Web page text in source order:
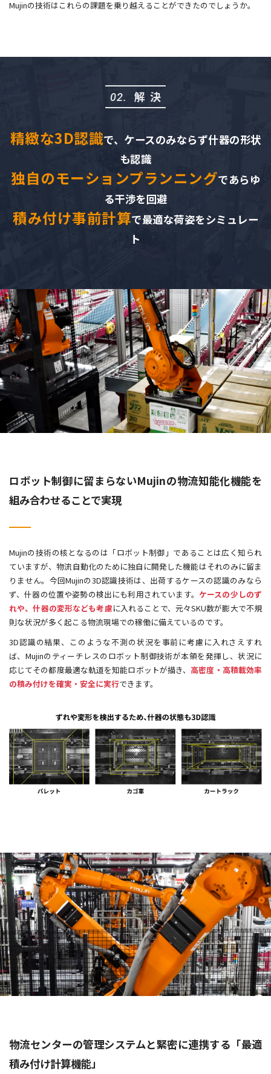
Mujinの技術はこれらの課題を乗り越えることができたのでしょうか。
02. 解決
精緻な3D認識で、ケースのみならず什器の形状
も認識
独自のモーションプランニングであらゆ
る干渉を回避
積み付け事前計算で最適な荷姿をシミュレー
ト
ロボット制御に留まらないMujinの物流知能化機能を
組み合わせることで実現
Mujinの技術の核となるのは「ロボット制御」であることは広く知られ
ていますが、物流自動化のために独自に開発した機能はそれのみに留ま
りません。今回Mujinの3D認識技術は、出荷するケースの認識のみなら
ず、什器の位置や姿勢の検出にも利用されています。 ケースの少しのず
れや、什器の変形なども考慮に入れることで、元々SKU数が膨大で不規
則な状況が多く起こる物流現場での稼働に備えているのです。
3D認識の結果、このような不測の状況を事前に考慮に入れさえすれ
ば、Mujinのティーチレスのロボット制御技術が本領を発揮し、状況に
応じてその都度最適な軌道を知能ロボットが描き、高密度・高積載効率
の積み付けを確実・安全に実行できます。
物流センターの管理システムと緊密に連携する「最適
積み付け計算機能」